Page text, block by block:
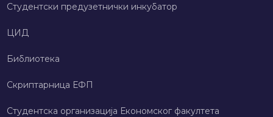
Студентски предузетнички инкубатор
ЦИД
Библиотека
Скриптарница ЕФП
Студентска организација Економског факултета